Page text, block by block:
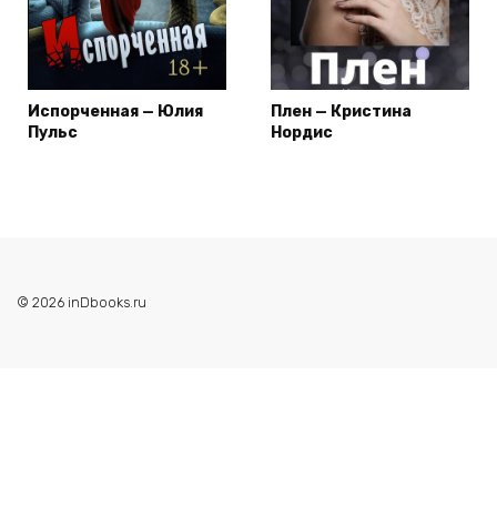
Испорченная — Юлия
Пульс
Плен — Кристина
Нордис
© 2026 inDbooks.ru